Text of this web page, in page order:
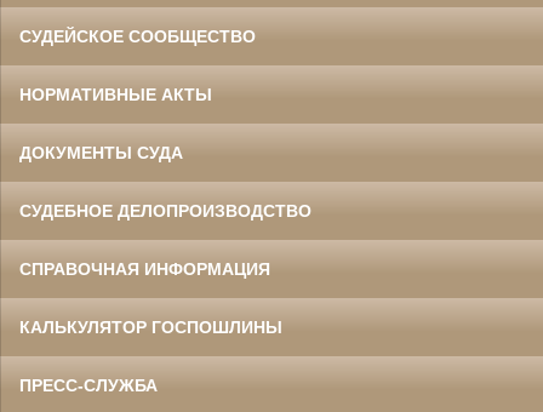
СУДЕЙСКОЕ СООБЩЕСТВО
НОРМАТИВНЫЕ АКТЫ
ДОКУМЕНТЫ СУДА
СУДЕБНОЕ ДЕЛОПРОИЗВОДСТВО
СПРАВОЧНАЯ ИНФОРМАЦИЯ
КАЛЬКУЛЯТОР ГОСПОШЛИНЫ
ПРЕСС-СЛУЖБА